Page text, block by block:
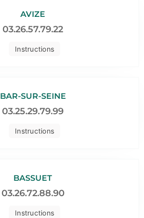
Instructions
AVIZE
03.26.57.79.22
Instructions
BAR-SUR-SEINE
03.25.29.79.99
Instructions
BASSUET
03.26.72.88.90